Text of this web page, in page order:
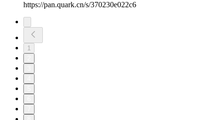
https://pan.quark.cn/s/370230e022c6
1